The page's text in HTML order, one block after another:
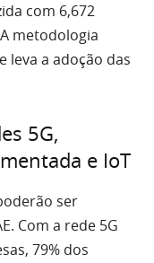
com 6,672
metodologia
leva a adoção das
5G,
e IoT
ser
Com a rede 5G
79% dos